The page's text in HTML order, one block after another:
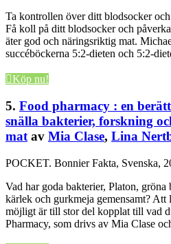
Ta kontrollen över ditt blodsocker
Få koll på ditt blodsocker och
äter god och näringsriktig mat.
succéböckerna 5:2-dieten och 5:2-
Köp nu!
5. Food pharmacy : en
snälla bakterier, forskning
matav Mia Clase, Lina
POCKET. Bonnier Fakta, Svenska,
Vad har goda bakterier, Platon, gröna
kärlek och gurkmeja gemensamt?
möjligt är till stor del kopplat till vad
Pharmacy, som drivs av Mia Clase